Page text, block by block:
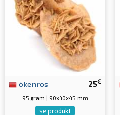
25€
ökenros
95 gram | 90x40x45 mm
se produkt